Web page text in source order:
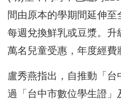
間由原本的學期間延伸
每週兌換鮮乳或豆漿。升
萬名兒童受惠，年度經費
盧秀燕指出，自推動「
過「台中市數位學生證」